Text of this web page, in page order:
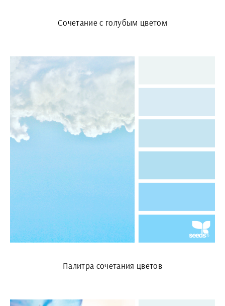
Сочетание с голубым цветом
Палитра сочетания цветов